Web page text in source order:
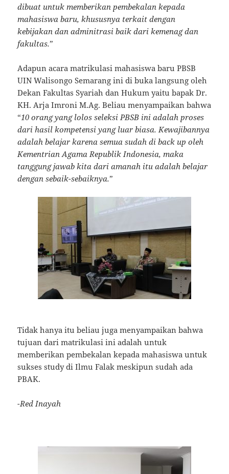
dibuat untuk memberikan pembekalan kepada
mahasiswa baru, khususnya terkait dengan
kebijakan dan adminitrasi baik dari kemenag dan
fakultas.”
Adapun acara matrikulasi mahasiswa baru PBSB
UIN Walisongo Semarang ini di buka langsung oleh
Dekan Fakultas Syariah dan Hukum yaitu bapak Dr.
KH. Arja Imroni M.Ag. Beliau menyampaikan bahwa
“10 orang yang lolos seleksi PBSB ini adalah proses
dari hasil kompetensi yang luar biasa. Kewajibannya
adalah belajar karena semua sudah di back up oleh
Kementrian Agama Republik Indonesia, maka
tanggung jawab kita dari amanah itu adalah belajar
dengan sebaik-sebaiknya.”
Tidak hanya itu beliau juga menyampaikan bahwa
tujuan dari matrikulasi ini adalah untuk
memberikan pembekalan kepada mahasiswa untuk
sukses study di Ilmu Falak meskipun sudah ada
PBAK.
-Red Inayah